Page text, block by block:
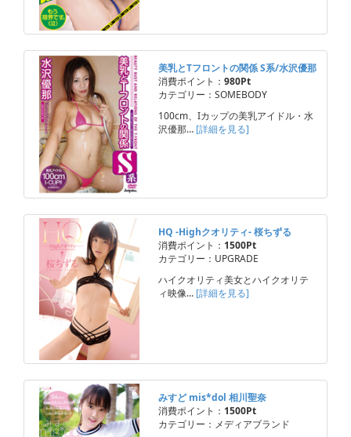
美乳とTフロントの関係 S系/水沢優那
消費ポイント： 980Pt
カテゴリー：SOMEBODY
100cm、Iカップの美乳アイドル・水
沢優那… [詳細を見る]
HQ -Highクオリティ- 桜ちずる
消費ポイント： 1500Pt
カテゴリー：UPGRADE
ハイクオリティ美女とハイクオリテ
ィ映像… [詳細を見る]
みすど mis*dol 相川聖奈
消費ポイント： 1500Pt
カテゴリー：メディアブランド